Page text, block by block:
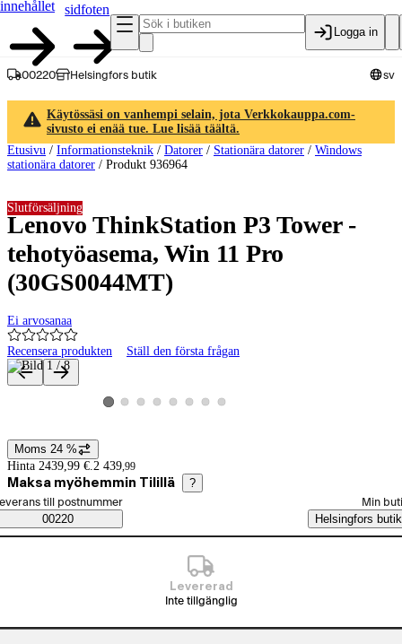
innehållet
sidfoten
Logga in
00220 Helsingfors butik sv
Käytössäsi on vanhempi selain, jota Verkkokauppa.com-
sivusto ei enää tue. Lue lisää täältä.
Etusivu / Informationsteknik / Datorer / Stationära datorer / Windows
stationära datorer / Produkt 936964
Lenovo ThinkStation P3 Tower -
tehotyöasema, Win 11 Pro
(30GS0044MT)
Ei arvosanaa
Recensera produkten Ställ den första frågan
Slutförsäljning
Produktbilder och videor
Visa produktbild 1
Visa produktbild 2
Visa produktbild 3
Visa produktbild 4
Visa produktbild 5
Visa produktbild 6
Visa produktbild 7
Visa produktbild 8
Prisinformation
Moms 24 %
Hinta 2439,99 €. 2 439,99
Maksa myöhemmin Tilillä ?
Saatavuustiedot
beställningssätt
till postnummer
00220
Min
Helsingfors butik
Levererad
Inte tillgänglig